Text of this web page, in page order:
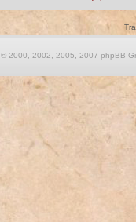
© 2000, 2002, 2005, 2007 phpBB